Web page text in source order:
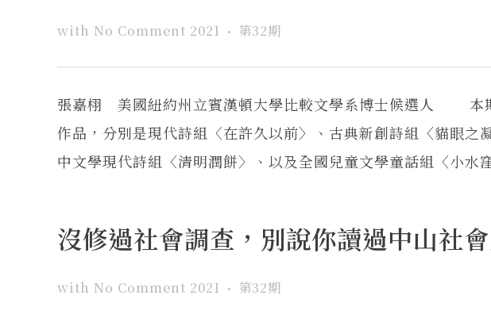
with No Comment 2021 第32期
張嘉栩 美國紐約州立賓漢頓大學比較文學系博士候選人 本
作品，分別是現代詩組〈在許久以前〉、古典新創詩組〈貓眼之
中文學現代詩組〈清明潤餅〉、以及全國兒童文學童話組〈小水
沒修過社會調查，別說你讀過中山社會
with No Comment 2021 第32期